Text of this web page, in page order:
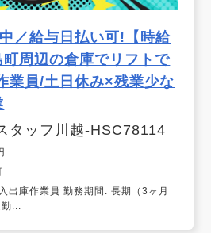
／給与日払い可!【時給
周辺の倉庫でリフトで
業員/土日休み×残業少な
タッフ川越-HSC78114
出庫作業員 勤務期間: 長期（3ヶ月
...